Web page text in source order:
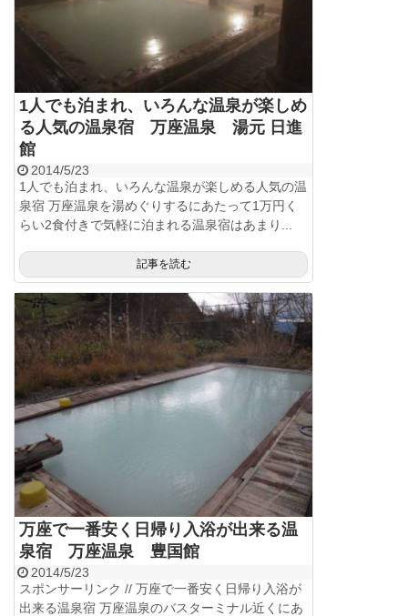
1人でも泊まれ、いろんな温泉が楽しめ
る人気の温泉宿 万座温泉 湯元 日進
館
2014/5/23
1人でも泊まれ、いろんな温泉が楽しめる人気の温
泉宿 万座温泉を湯めぐりするにあたって1万円く
らい2食付きで気軽に泊まれる温泉宿はあまり...
記事を読む
万座で一番安く日帰り入浴が出来る温
泉宿 万座温泉 豊国館
2014/5/23
スポンサーリンク // 万座で一番安く日帰り入浴が
出来る温泉宿 万座温泉のバスターミナル近くにあ